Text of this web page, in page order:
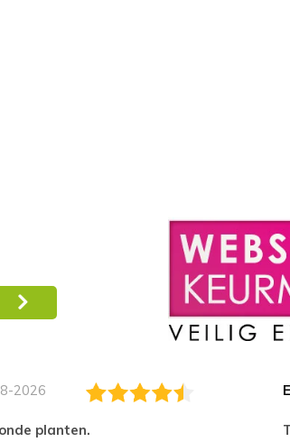
2026
planten.